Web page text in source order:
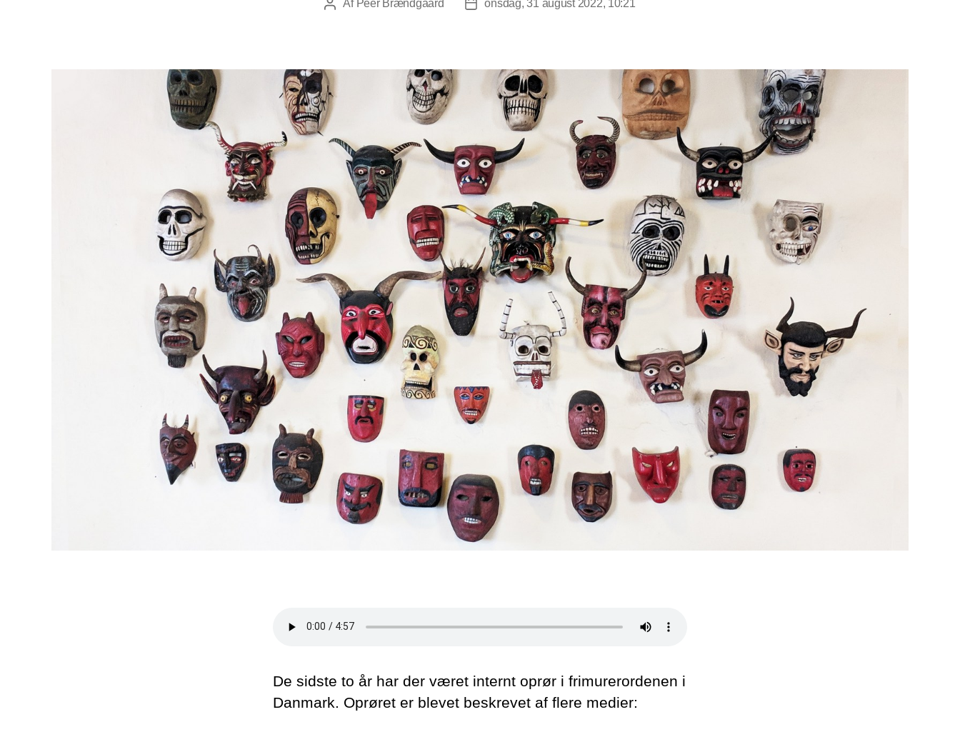
Indlægsforfatter
Af Peer Brændgaard Indlægsdato
onsdag, 31 august 2022, 10:21
De sidste to år har der været internt oprør i frimurerordenen i
Danmark. Oprøret er blevet beskrevet af flere medier: